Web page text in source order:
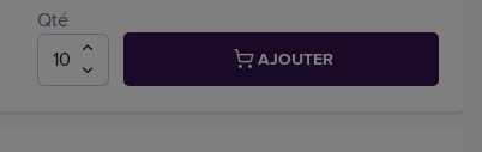
Qté
AJOUTER